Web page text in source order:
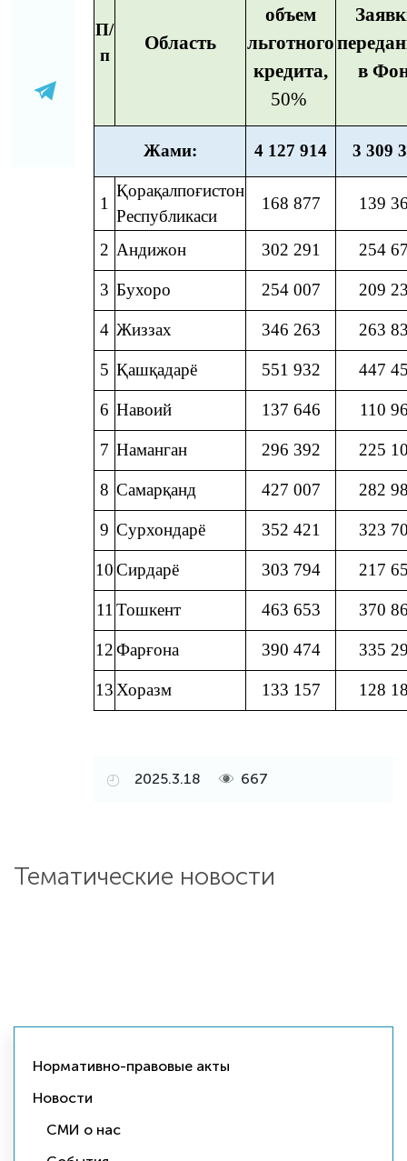
П/
п
Область
объем
льготного
кредита,
50%
в
Жами: 4 127 914 3 309
1
Қорақалпоғистон
Республикаси
168 877 139
2 Андижон 302 291 254
3 Бухоро 254 007 209
4 Жиззах 346 263 263
5 Қашқадарё 551 932 447
6 Навоий 137 646 110
7 Наманган 296 392 225
8 Самарқанд 427 007 282
9 Сурхондарё 352 421 323
10Сирдарё 303 794 217
11 Тошкент 463 653 370
12Фарғона 390 474 335
13 Хоразм 133 157 128
2025.3.18 667
Тематические новости
Нормативно-правовые акты
Новости
СМИ о нас